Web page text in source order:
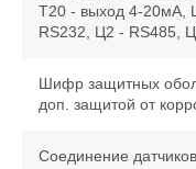
Т20 - выход 4-20мА,
RS232, Ц2 - RS485,
Шифр защитных
доп. защитой от
Соединение